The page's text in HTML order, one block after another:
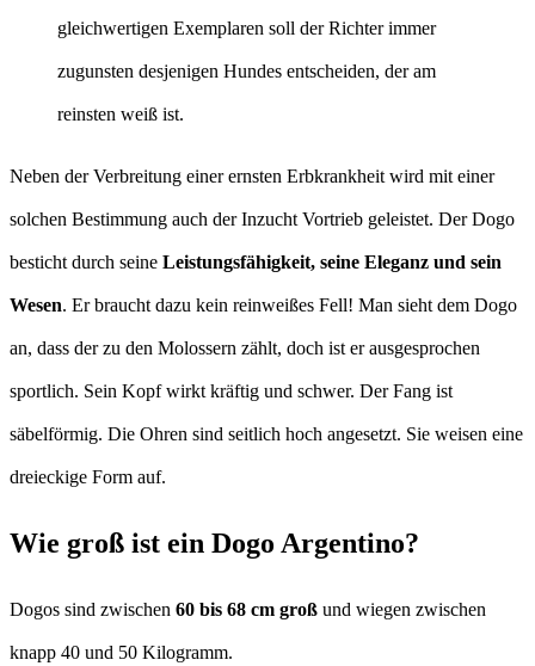
gleichwertigen Exemplaren soll der Richter immer
zugunsten desjenigen Hundes entscheiden, der am
reinsten weiß ist.
Neben der Verbreitung einer ernsten Erbkrankheit wird mit einer
solchen Bestimmung auch der Inzucht Vortrieb geleistet. Der Dogo
besticht durch seine Leistungsfähigkeit, seine Eleganz und sein
Wesen. Er braucht dazu kein reinweißes Fell! Man sieht dem Dogo
an, dass der zu den Molossern zählt, doch ist er ausgesprochen
sportlich. Sein Kopf wirkt kräftig und schwer. Der Fang ist
säbelförmig. Die Ohren sind seitlich hoch angesetzt. Sie weisen eine
dreieckige Form auf.
Wie groß ist ein Dogo Argentino?
Dogos sind zwischen 60 bis 68 cm groß und wiegen zwischen
knapp 40 und 50 Kilogramm.